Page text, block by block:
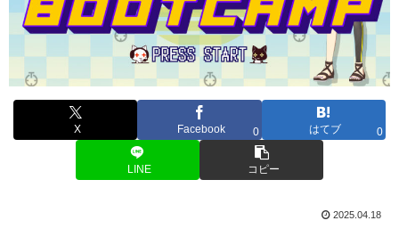
X Facebook 0 はてブ 0
LINE コピー
2025.04.18